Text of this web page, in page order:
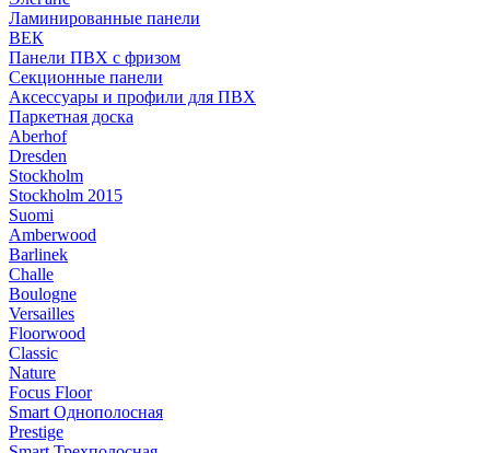
Ламинированные панели
ВЕК
Панели ПВХ с фризом
Секционные панели
Аксессуары и профили для ПВХ
Паркетная доска
Aberhof
Dresden
Stockholm
Stockholm 2015
Suomi
Amberwood
Barlinek
Challe
Boulogne
Versailles
Floorwood
Classic
Nature
Focus Floor
Smart Однополосная
Prestige